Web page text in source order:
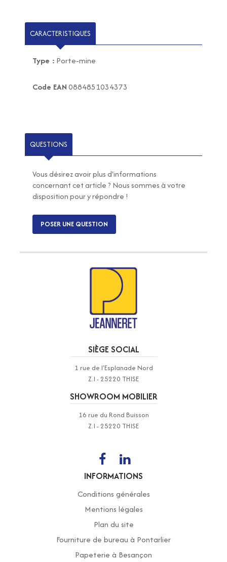
CARACTERISTIQUES
Type : Porte-mine
Code EAN0884851034373
QUESTIONS
Vous désirez avoir plus d'informations
concernant cet article ? Nous sommes à votre
disposition pour y répondre !
POSER UNE QUESTION
SIÈGE SOCIAL
1 rue de l'Esplanade Nord
Z.I - 25220 THISE
SHOWROOM MOBILIER
16 rue du Rond Buisson
Z.I - 25220 THISE
INFORMATIONS
Conditions générales
Mentions légales
Plan du site
Fourniture de bureau à Pontarlier
Papeterie à Besançon